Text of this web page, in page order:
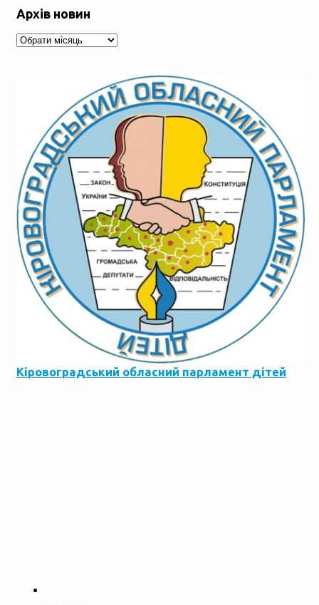
Архів новин
Архів
новин
Кіровоградський обласний парламент дітей